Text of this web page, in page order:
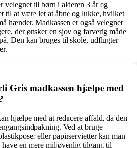
velegnet til børn i alderen 3 år og
til at være let at åbne og lukke, hvilket
hænder. Madkassen er også velegnet
der ønsker en sjov og farverig måde
Den kan bruges til skole, udflugter
Gris madkassen hjælpe med
hjælpe med at reducere affald, da den
Ved at bruge
eller papirservietter kan man
en mere miljøvenlig tilgang til